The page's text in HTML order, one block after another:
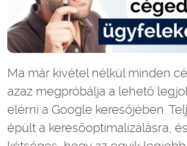
Ma már kivétel nélkül minden
azaz megpróbálja a lehető
elérni a Google keresőjében.
épült a keresőoptimalizálásra,